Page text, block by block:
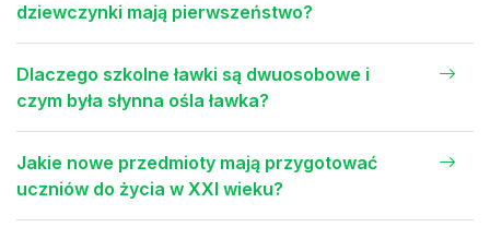
dziewczynki mają pierwszeństwo?
Dlaczego szkolne ławki są dwuosobowe i
czym była słynna ośla ławka?
Jakie nowe przedmioty mają przygotować
uczniów do życia w XXI wieku?